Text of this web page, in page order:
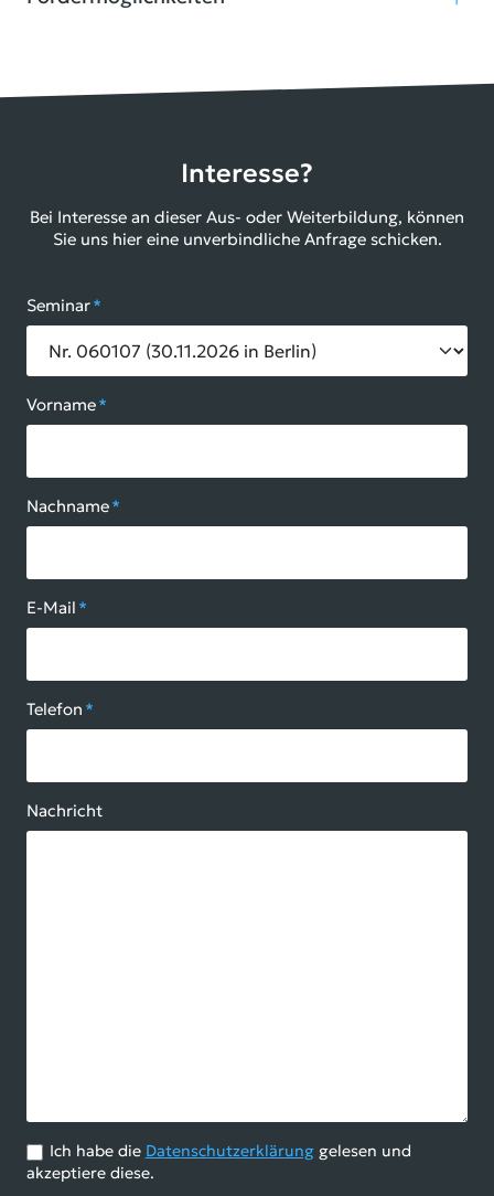
Interesse?
Bei Interesse an dieser Aus- oder Weiterbildung, können
Sie uns hier eine unverbindliche Anfrage schicken.
Seminar*
Vorname*
Nachname*
E-Mail *
Telefon *
Nachricht
Ich habe die Datenschutzerklärunggelesen und
akzeptiere diese.